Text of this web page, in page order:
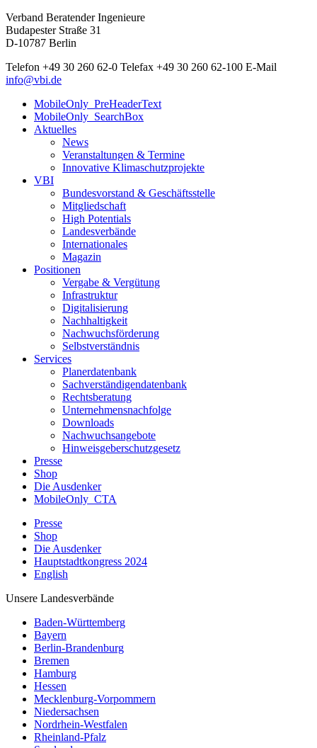
Verband Beratender Ingenieure
Budapester Straße 31
D-10787 Berlin
Telefon +49 30 260 62-0 Telefax +49 30 260 62-100 E-Mail
info@vbi.de
MobileOnly_PreHeaderText
MobileOnly_SearchBox
Aktuelles
News
Veranstaltungen & Termine
Innovative Klimaschutzprojekte
VBI
Bundesvorstand & Geschäftsstelle
Mitgliedschaft
High Potentials
Landesverbände
Internationales
Magazin
Positionen
Vergabe & Vergütung
Infrastruktur
Digitalisierung
Nachhaltigkeit
Nachwuchsförderung
Selbstverständnis
Services
Planerdatenbank
Sachverständigendatenbank
Rechtsberatung
Unternehmensnachfolge
Downloads
Nachwuchsangebote
Hinweisgeberschutzgesetz
Presse
Shop
Die Ausdenker
MobileOnly_CTA
Presse
Shop
Die Ausdenker
Hauptstadtkongress 2024
English
Unsere Landesverbände
Baden-Württemberg
Bayern
Berlin-Brandenburg
Bremen
Hamburg
Hessen
Mecklenburg-Vorpommern
Niedersachsen
Nordrhein-Westfalen
Rheinland-Pfalz